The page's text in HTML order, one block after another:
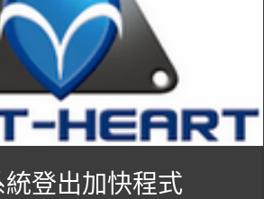
登出加快程式